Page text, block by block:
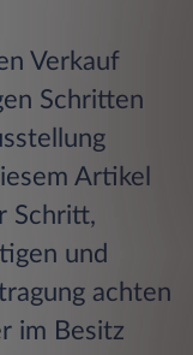
Verkauf
Schritten
Artikel
Schritt,
und
achten
im Besitz